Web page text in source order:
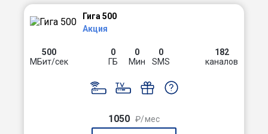
Гига 500
Акция
500
МБит/сек
0
ГБ
0
Мин
0
SMS
182
каналов
1050 ₽/мес